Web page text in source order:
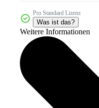
Pro Standard Lizenz
Was ist das?
Weitere Informationen